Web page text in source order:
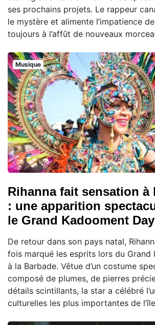
ses prochains projets. Le rappeur
le mystère et alimente l’impatience
toujours à l’affût de nouveaux
Musique
Rihanna fait sensation à
: une apparition
le Grand Kadooment Day
De retour dans son pays natal,
fois marqué les esprits lors du Grand
à la Barbade. Vêtue d’un costume
composé de plumes, de pierres
détails scintillants, la star a célébré
culturelles les plus importantes de